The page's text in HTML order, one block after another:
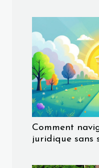
Comment
juridique sans